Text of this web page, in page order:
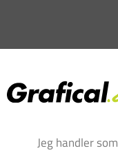
Jeg handler som